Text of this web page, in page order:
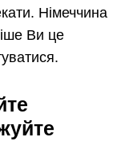
Німеччина
Ви це